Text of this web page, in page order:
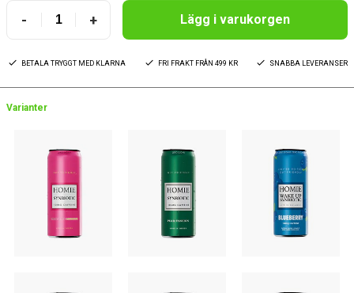
- + Lägg i varukorgen
BETALA TRYGGT MED KLARNA FRI FRAKT FRÅN 499 KR SNABBA LEVERANSER
Varianter